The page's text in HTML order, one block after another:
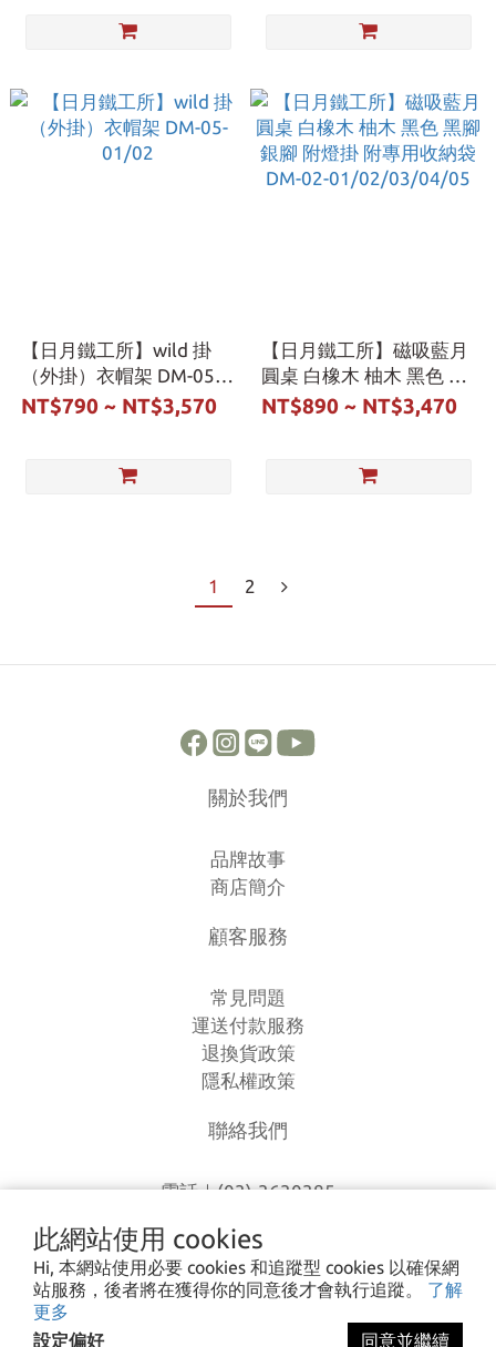
此網站使用 cookies
Hi, 本網站使用必要 cookies 和追蹤型 cookies 以確保網
站服務，後者將在獲得你的同意後才會執行追蹤。 了解
更多
設定偏好
同意並繼續
【日月鐵工所】wild 掛
（外掛）衣帽架 DM-05-
01/02
NT$790 ~ NT$3,570
【日月鐵工所】磁吸藍月
圓桌 白橡木 柚木 黑色 黑
腳 銀腳 附燈掛 附專用收
NT$890 ~ NT$3,470
1 2
關於我們
品牌故事
商店簡介
顧客服務
常見問題
運送付款服務
退換貨政策
隱私權政策
聯絡我們
電話｜(03)-3630385
信箱｜loverlien@gmail.com
地址｜桃園市八德區和平路1168巷7號